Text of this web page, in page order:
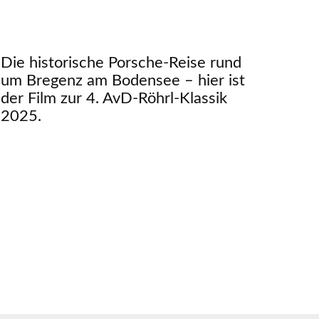
Die historische Porsche-Reise rund
um Bregenz am Bodensee – hier ist
der Film zur 4. AvD-Röhrl-Klassik
2025.